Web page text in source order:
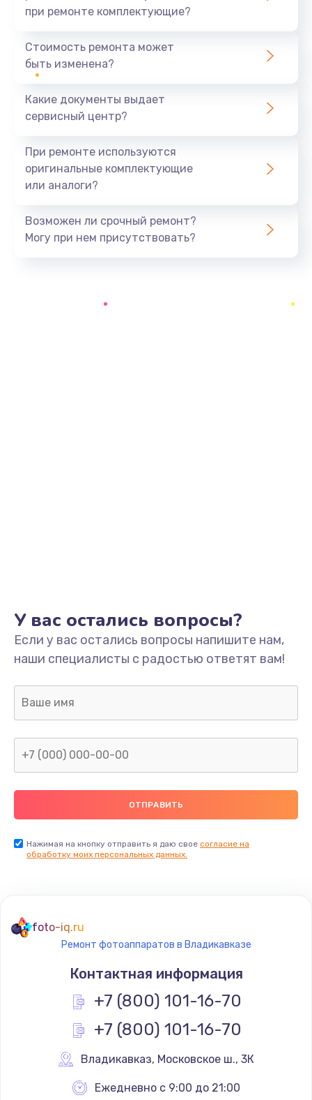
1950 руб.
Замена дренажа
Ремонт ТЭНа
Заказать
Замена мультиклапана
3000 руб.
Заказать
Ремонт двигателя кофемолки
1000 руб.
Заказать
Ремонт платы управления
3500 руб.
Заказать
Перепрошивка
при ремонте комплектующие?
Стоимость ремонта может
быть изменена?
Какие документы выдает
сервисный центр?
При ремонте используются
оригинальные комплектующие
или аналоги?
Возможен ли срочный ремонт?
Могу при нем присутствовать?
У вас остались вопросы?
Если у вас остались вопросы напишите нам,
наши специалисты с радостью ответят вам!
Нажимая на кнопку отправить я даю свое согласие на
обработку моих персональных данных.
foto-iq.ru
Ремонт фотоаппаратов в Владикавказе
Контактная информация
+7 (800) 101-16-70
+7 (800) 101-16-70
Владикавказ, Московское ш., 3К
Ежедневно с 9:00 до 21:00